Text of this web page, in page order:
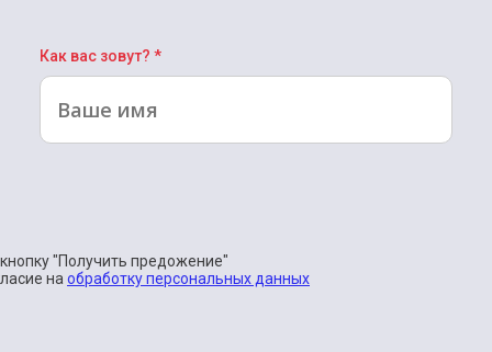
Как вас зовут? *
"Получить предожение"
на обработку персональных данных